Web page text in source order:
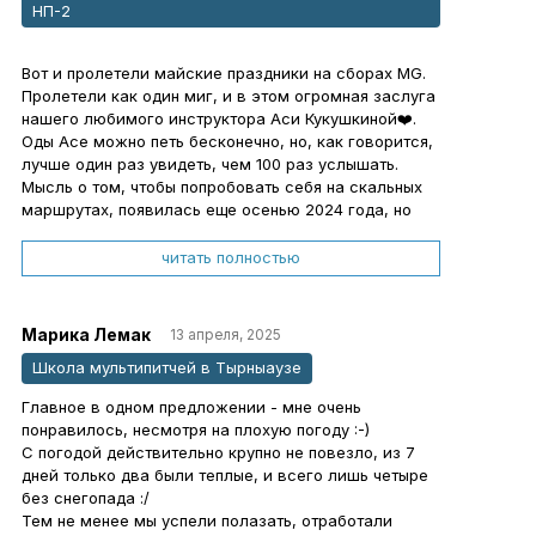
Одним словом MG вы профи.
Яростно рекомендую всем
НП-2
Вот и пролетели майские праздники на сборах MG.
Пролетели как один миг, и в этом огромная заслуга
нашего любимого инструктора Аси Кукушкиной❤️.
Оды Асе можно петь бесконечно, но, как говорится,
лучше один раз увидеть, чем 100 раз услышать.
Мысль о том, чтобы попробовать себя на скальных
маршрутах, появилась еще осенью 2024 года, но
на тот момент, прямо скажем, он был чуть ниже 0. )))
Поделившись своей тревогой с Асей, мы получили
городе. Результат не заставил себя долго ждать, и
на сборах мы чувствовали себя однозначно более
мало спали, много ели ))) После каждого
восхождения разбиралась работа связки.
Совместно находили точки роста и как можно
оптимизировать работу на маршруте. В общем, было
очень классно! Также хотелось отдельно
поблагодарить Кудрявцеву Анну за утренние зарядки
читать полностью
Марика Лемак 13 апреля, 2025
Школа мультипитчей в Тырныаузе
Главное в одном предложении - мне очень
понравилось, несмотря на плохую погоду :-)
С погодой действительно крупно не повезло, из 7
дней только два были теплые, и всего лишь четыре
без снегопада :/
Тем не менее мы успели полазать, отработали